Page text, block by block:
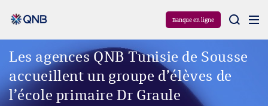
Banque en ligne
Les agences QNB Tunisie de Sousse
accueillent un groupe d’élèves de
l’école primaire Dr Graule